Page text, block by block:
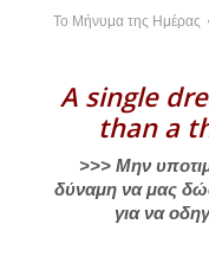
Το Μήνυμα της Ημέρας
A single
than a
>>> Μην
δύναμη να μας
για να